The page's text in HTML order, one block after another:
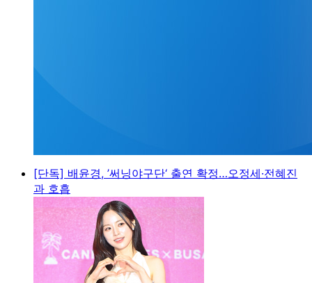
[단독] 배윤경, ’써닝야구단‘ 출연 확정…오정세·전혜진
과 호흡